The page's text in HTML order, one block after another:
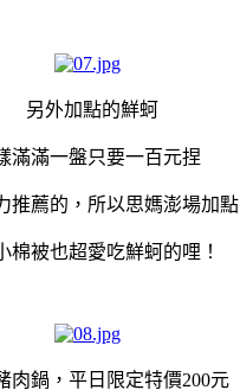
另外加點的鮮蚵
滿滿一盤只要一百元捏
推薦的，所以思媽澎場加點
棉被也超愛吃鮮蚵的哩！
肉鍋，平日限定特價200元